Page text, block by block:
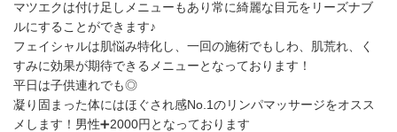
マツエクは付け足しメニューもあり常に綺麗な目元をリーズナブ
ルにすることができます♪
フェイシャルは肌悩み特化し、一回の施術でもしわ、肌荒れ、く
すみに効果が期待できるメニューとなっております！
平日は子供連れでも◎
凝り固まった体にはほぐされ感No.1のリンパマッサージをオスス
メします！男性➕2000円となっております